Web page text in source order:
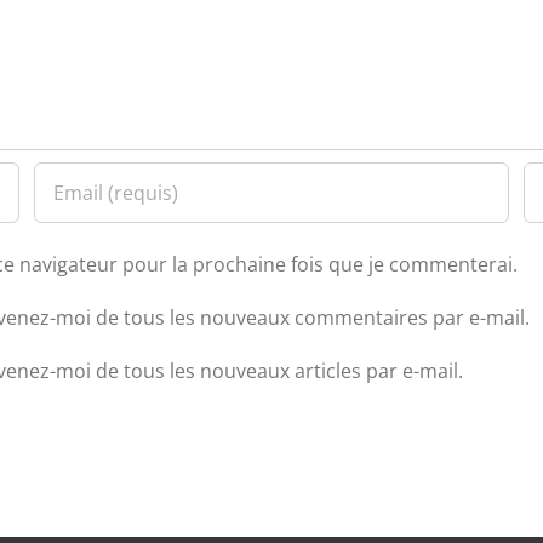
navigateur pour la prochaine fois que je commenterai.
moi de tous les nouveaux commentaires par e-mail.
moi de tous les nouveaux articles par e-mail.